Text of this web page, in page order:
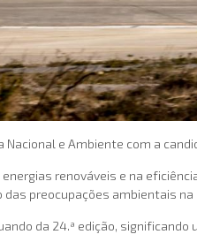
e Ambiente com a
renováveis e na
preocupações ambientais na
da 24.ª edição,